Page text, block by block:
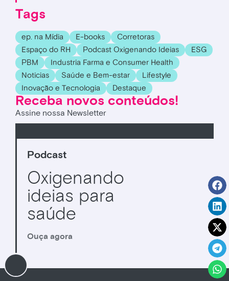
Tags
ep. na Mídia E-books
Corretoras
Espaço do RH
Podcast Oxigenando Ideias
ESG
PBM
Industria Farma e Consumer Health
Noticias
Saúde e Bem-estar
Lifestyle
Inovação e Tecnologia
Destaque
Receba novos conteúdos!
Assine nossa Newsletter
Podcast
Oxigenando
ideias para
saúde
Ouça agora